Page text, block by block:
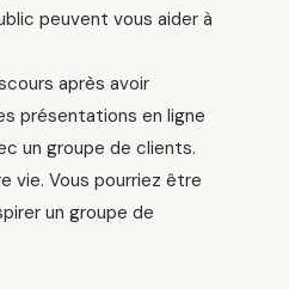
peuvent vous aider à
après avoir
présentations en ligne
un groupe de clients.
vie. Vous pourriez être
un groupe de